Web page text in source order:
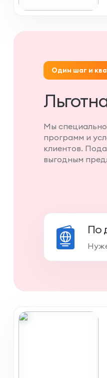
Один шаг и
Мы
программ и
клиентов.
выгодным
По